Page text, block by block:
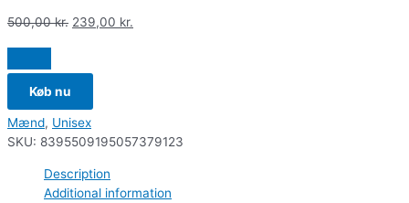
500,00kr. 239,00 kr.
Køb nu
Mænd, Unisex
SKU: 8395509195057379123
Description
Additional information